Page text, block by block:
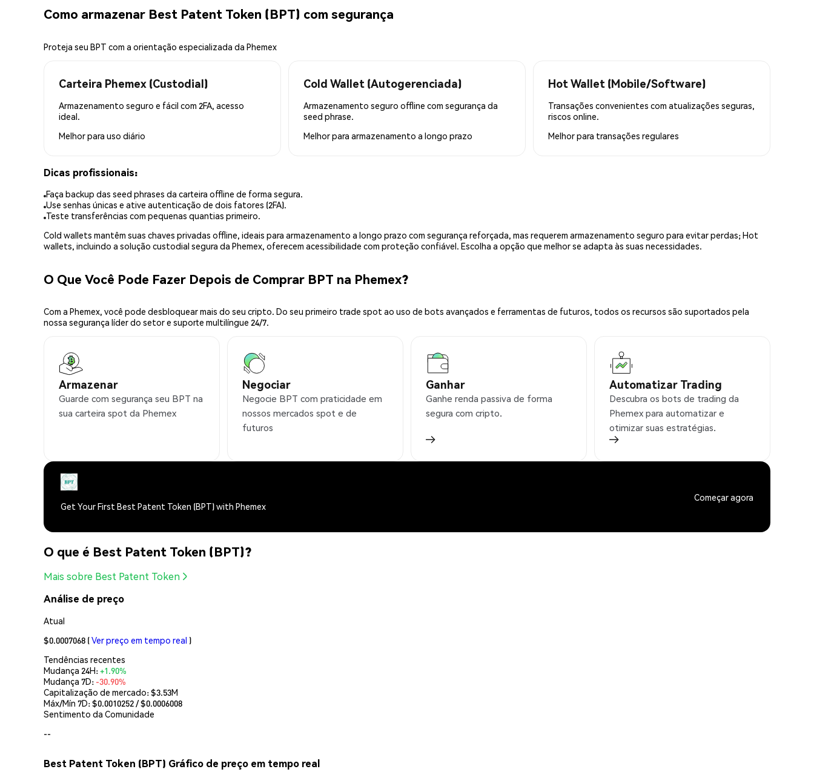
Como armazenar Best Patent Token (BPT) com segurança
Proteja seu BPT com a orientação especializada da Phemex
Carteira Phemex (Custodial)
Armazenamento seguro e fácil com 2FA, acesso
ideal.
Melhor para uso diário
Cold Wallet (Autogerenciada)
Armazenamento seguro offline com segurança da
seed phrase.
Melhor para armazenamento a longo prazo
Hot Wallet (Mobile/Software)
Transações convenientes com atualizações seguras,
riscos online.
Melhor para transações regulares
Dicas profissionais:
Faça backup das seed phrases da carteira offline de forma segura.
Use senhas únicas e ative autenticação de dois fatores (2FA).
Teste transferências com pequenas quantias primeiro.
Cold wallets mantêm suas chaves privadas offline, ideais para armazenamento a longo prazo com segurança reforçada, mas requerem armazenamento seguro para evitar perdas; Hot
wallets, incluindo a solução custodial segura da Phemex, oferecem acessibilidade com proteção confiável. Escolha a opção que melhor se adapta às suas necessidades.
O Que Você Pode Fazer Depois de Comprar BPT na Phemex?
Com a Phemex, você pode desbloquear mais do seu cripto. Do seu primeiro trade spot ao uso de bots avançados e ferramentas de futuros, todos os recursos são suportados pela
nossa segurança líder do setor e suporte multilíngue 24/7.
Armazenar
Guarde com segurança seu BPT na
sua carteira spot da Phemex
Negociar
Negocie BPT com praticidade em
nossos mercados spot e de
futuros
Ganhar
Ganhe renda passiva de forma
segura com cripto.
Automatizar Trading
Descubra os bots de trading da
Phemex para automatizar e
otimizar suas estratégias.
Get Your First Best Patent Token (BPT) with Phemex
Começar agora
O que é Best Patent Token (BPT)?
Mais sobre Best Patent Token
Análise de preço
Atual
$0.0007068 (Ver preço em tempo real )
Tendências recentes
Mudança 24H:+1.90%
Mudança 7D: -30.90%
Capitalização de mercado:$3.53M
Máx/Mín 7D: $0.0010252/ $0.0006008
Sentimento da Comunidade
--
Best Patent Token (BPT) Gráfico de preço em tempo real